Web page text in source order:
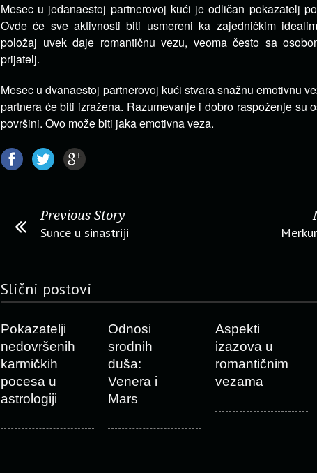
Mesec u jedanaestoj partnerovoj kući je odličan pokazatelj
Ovde će sve aktivnosti biti usmereni ka zajedničkim
položaj uvek daje romantičnu vezu, veoma često sa
prijatelj.
Mesec u dvanaestoj partnerovoj kući stvara snažnu emotivnu
partnera će biti izražena. Razumevanje i dobro raspoženje su
površini. Ovo može biti jaka emotivna veza.
Previous Story
Sunce u sinastriji
Slični postovi
Pokazatelji
nedovršenih
karmičkih
pocesa u
astrologiji
Odnosi
srodnih
duša:
Venera i
Mars
Aspekti
izazova u
romantičnim
vezama